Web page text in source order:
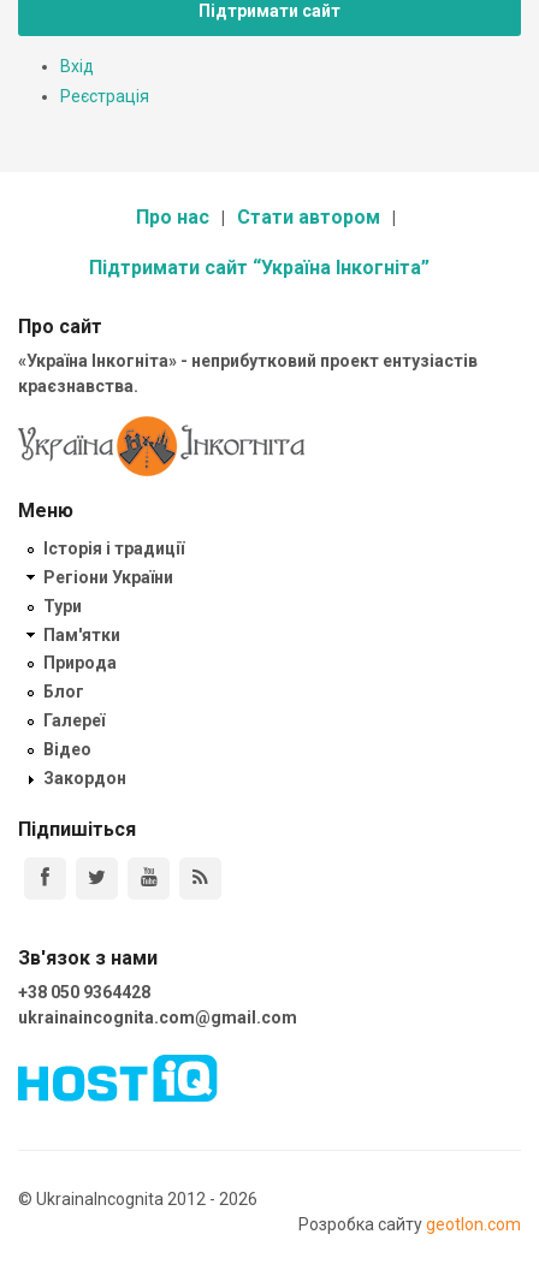
Підтримати сайт
Вхід
Реєстрація
Про нас Стати автором
Підтримати сайт “Україна Інкогніта”
Про сайт
«Україна Інкогніта» - неприбутковий проект ентузіастів
краєзнавства.
Меню
Історія і традиції
Регіони України
Тури
Пам'ятки
Природа
Блог
Галереї
Відео
Закордон
Підпишіться
Зв'язок з нами
+38 050 9364428
ukrainaincognita.com@gmail.com
© UkrainaIncognita 2012 - 2026
Розробка сайтуgeotlon.com